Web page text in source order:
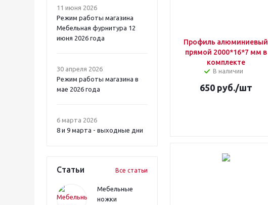
11 июня 2026
Режим работы магазина
Мебельная фурнитура 12
июня 2026 года
30 апреля 2026
Режим работы магазина в
мае 2026 года
6 марта 2026
8 и 9 марта - выходные дни
Статьи Все статьи
Мебельные
ножки
Профиль алюминиевый
прямой 2000*16*7 мм в
комплекте
В наличии
650руб./шт